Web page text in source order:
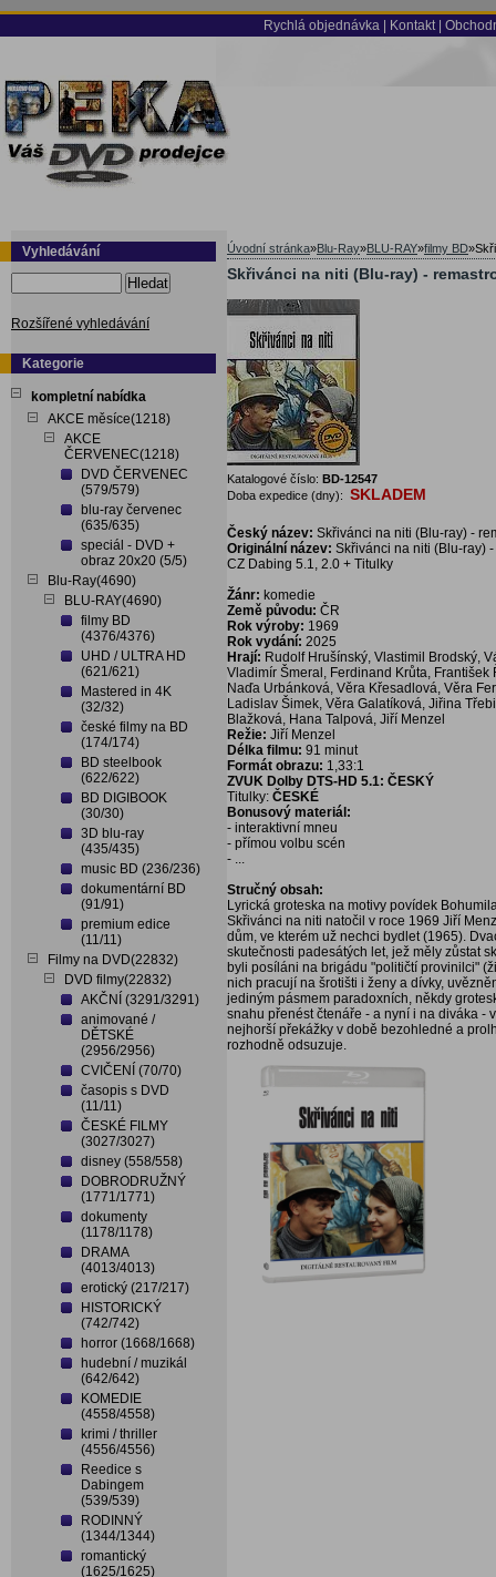
Rychlá objednávka Kontakt
Vyhledávání
Hledat
Rozšířené vyhledávání
Kategorie
kompletní nabídka
AKCE měsíce(1218)
AKCE
ČERVENEC(1218)
DVD ČERVENEC
(579/579)
blu-ray červenec
(635/635)
speciál - DVD +
obraz 20x20 (5/5)
Blu-Ray(4690)
BLU-RAY(4690)
filmy BD
(4376/4376)
UHD / ULTRA HD
(621/621)
Mastered in 4K
(32/32)
české filmy na BD
(174/174)
BD steelbook
(622/622)
BD DIGIBOOK
(30/30)
3D blu-ray
(435/435)
music BD (236/236)
dokumentární BD
(91/91)
premium edice
(11/11)
Filmy na DVD(22832)
DVD filmy(22832)
AKČNÍ (3291/3291)
animované /
DĚTSKÉ
(2956/2956)
CVIČENÍ (70/70)
časopis s DVD
(11/11)
ČESKÉ FILMY
(3027/3027)
disney (558/558)
DOBRODRUŽNÝ
(1771/1771)
dokumenty
(1178/1178)
DRAMA
(4013/4013)
erotický (217/217)
HISTORICKÝ
(742/742)
horror (1668/1668)
hudební / muzikál
(642/642)
KOMEDIE
(4558/4558)
krimi / thriller
(4556/4556)
Reedice s
Dabingem
(539/539)
RODINNÝ
(1344/1344)
romantický
(1625/1625)
Úvodní stránka»Blu-Ray»BLU-RAY»filmy BD»
Skřivánci na niti (Blu-ray) -
Katalogové číslo: BD-12547
Doba expedice (dny): SKLADEM
Český název: Skřivánci na niti (Blu-ray) -
Originální název: Skřivánci na niti (Blu-ray)
CZ Dabing 5.1, 2.0 + Titulky
Žánr: komedie
Země původu: ČR
Rok výroby: 1969
Rok vydání: 2025
Hrají: Rudolf Hrušínský, Vlastimil Brodský,
Vladimír Šmeral, Ferdinand Krůta,
Naďa Urbánková, Věra Křesadlová, Věra
Ladislav Šimek, Věra Galatíková, Jiřina
Blažková, Hana Talpová, Jiří Menzel
Režie: Jiří Menzel
Délka filmu: 91 minut
Formát obrazu: 1,33:1
ZVUK Dolby DTS-HD 5.1: ČESKÝ
Titulky: ČESKÉ
Bonusový materiál:
- interaktivní mneu
- přímou volbu scén
- ...
Stručný obsah:
Lyrická groteska na motivy povídek
Skřivánci na niti natočil v roce 1969 Jiří
dům, ve kterém už nechci bydlet (1965).
skutečnosti padesátých let, jež měly zůstat
byli posíláni na brigádu "političtí provinilci"
nich pracují na šrotišti i ženy a dívky,
jediným pásmem paradoxních, někdy
snahu přenést čtenáře - a nyní i na diváka -
nejhorší překážky v době bezohledné a
rozhodně odsuzuje.